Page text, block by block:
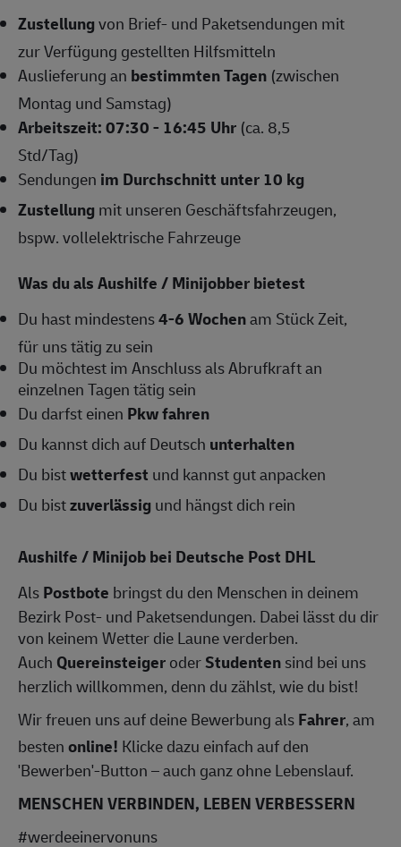
Zustellungvon Brief- und Paketsendungen mit
zur Verfügung gestellten Hilfsmitteln
Auslieferung an bestimmten Tagen (zwischen
Montag und Samstag)
Arbeitszeit: 07:30 - 16:45 Uhr (ca. 8,5
Std/Tag)
Sendungen im Durchschnitt unter 10 kg
Zustellungmit unseren Geschäftsfahrzeugen,
bspw. vollelektrische Fahrzeuge
Was du als Aushilfe / Minijobber bietest
Du hast mindestens4-6Wochenam Stück Zeit,
für uns tätig zu sein
Du möchtest im Anschluss als Abrufkraft an
einzelnen Tagen tätig sein
Du darfst einen Pkw fahren
Du kannst dich auf Deutsch unterhalten
Du bistwetterfest und kannst gut anpacken
Du bistzuverlässigund hängst dich rein
Aushilfe / Minijob bei Deutsche Post DHL
AlsPostbote bringst du den Menschen in deinem
Bezirk Post- und Paketsendungen. Dabei lässt du dir
von keinem Wetter die Laune verderben.
Auch QuereinsteigeroderStudentensind bei uns
herzlich willkommen, denn du zählst, wie du bist!
Wir freuen uns auf deine Bewerbung alsFahrer, am
bestenonline! Klicke dazu einfach auf den
'Bewerben'-Button – auch ganz ohne Lebenslauf.
MENSCHEN VERBINDEN, LEBEN VERBESSERN
#werdeeinervonuns